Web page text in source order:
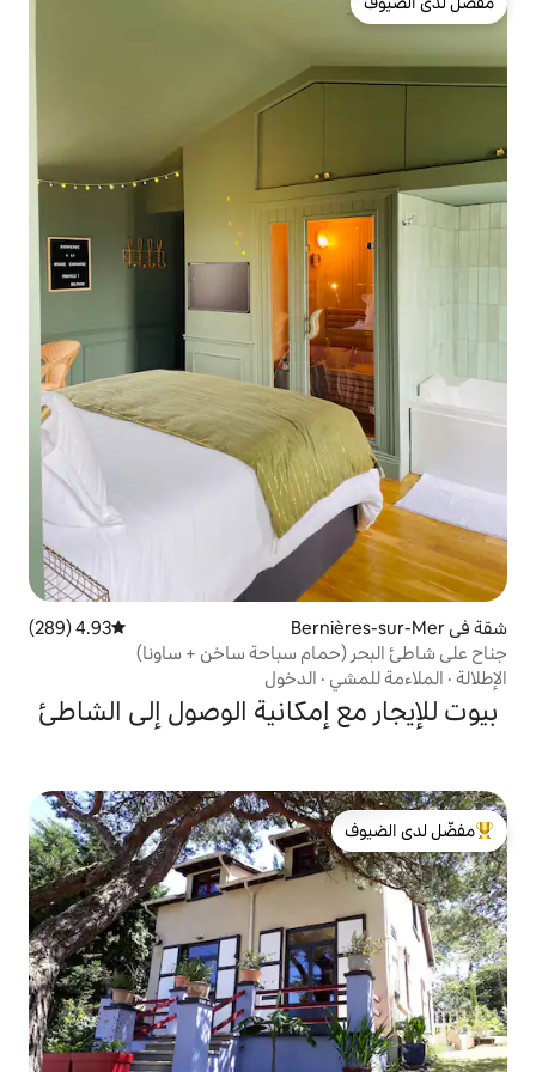
متوسط التقييم 4.93 من 5، 289 مراجعات
4.93 (289)
سباحة ساخن + ساونا)
الدخول
الوصول إلى الشاطئ
الضيوف